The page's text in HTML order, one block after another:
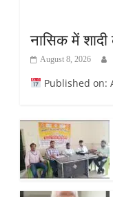
नासिक में
August 8, 2026
Published on: